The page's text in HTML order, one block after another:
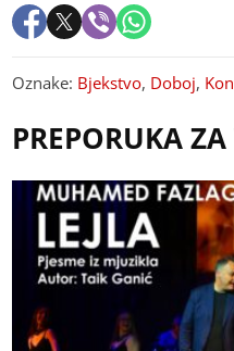
Oznake: Bjekstvo, Doboj,
PREPORUKA